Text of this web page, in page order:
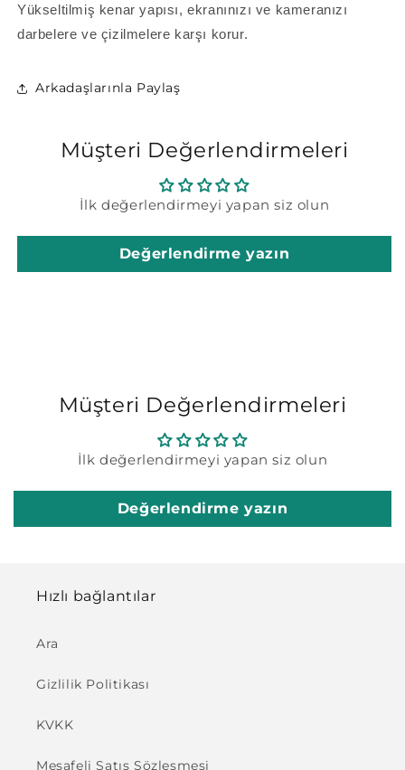
Yükseltilmiş kenar yapısı, ekranınızı ve kameranızı
darbelere ve çizilmelere karşı korur.
Arkadaşlarınla Paylaş
Müşteri Değerlendirmeleri
İlk değerlendirmeyi yapan siz olun
Değerlendirme yazın
Müşteri Değerlendirmeleri
İlk değerlendirmeyi yapan siz olun
Değerlendirme yazın
Hızlı bağlantılar
Ara
Gizlilik Politikası
KVKK
Mesafeli Satış Sözleşmesi